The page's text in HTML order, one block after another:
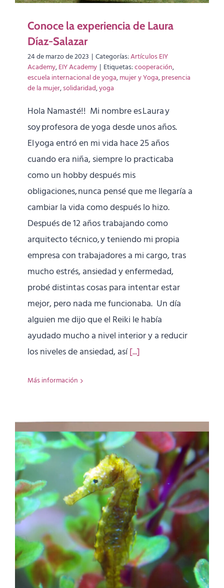
Conoce la experiencia de Laura
Díaz-Salazar
24 de marzo de 2023 | Categorías:Artículos EIY
Academy,EIY Academy | Etiquetas:cooperación,
escuela internacional de yoga,mujer y Yoga,presencia
de la mujer,solidaridad,yoga
Hola Namasté!! Mi nombre es Laura y
soy profesora de yoga desde unos años.
El yoga entró en mi vida hace 25 años
cuando era niña, siempre lo practicaba
como un hobby después mis
obligaciones, nunca pensé que me llegaría a
cambiar la vida como después lo hizo.
Después de 12 años trabajando como
arquitecto técnico, y teniendo mi propia
empresa con trabajadores a mi cargo, tras
mucho estrés, ansiedad y enfermedad,
probé distintas cosas para intentar estar
mejor, pero nada me funcionaba. Un día
alguien me dijo que el Reiki le había
ayudado mucho a nivel interior y a reducir
los niveles de ansiedad, así[...]
Más información